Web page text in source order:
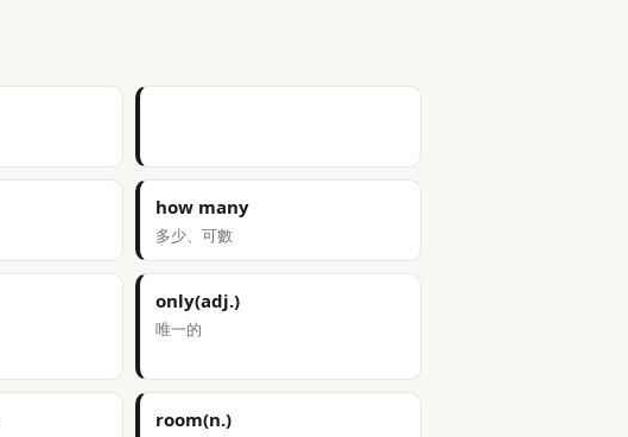
how many
多少、可數
only(adj.)
唯一的
room(n.)